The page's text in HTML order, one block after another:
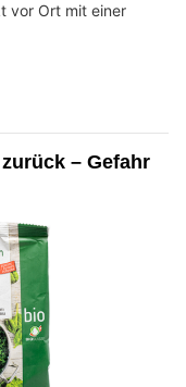
vor Ort mit einer
– Gefahr